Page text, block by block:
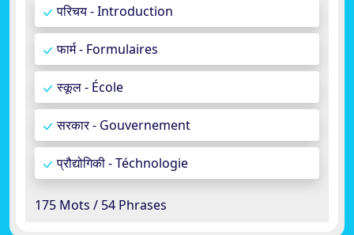
परिचय - Introduction
फार्म - Formulaires
स्कूल - École
सरकार - Gouvernement
प्रौद्योगिकी - Téchnologie
175 Mots / 54 Phrases